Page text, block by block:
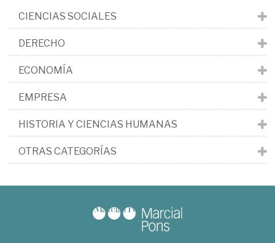
CIENCIAS SOCIALES
DERECHO
ECONOMÍA
EMPRESA
HISTORIA Y CIENCIAS HUMANAS
OTRAS CATEGORÍAS